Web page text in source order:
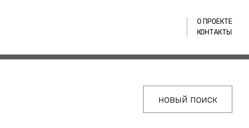
О ПРОЕКТЕ
КОНТАКТЫ
новый поиск